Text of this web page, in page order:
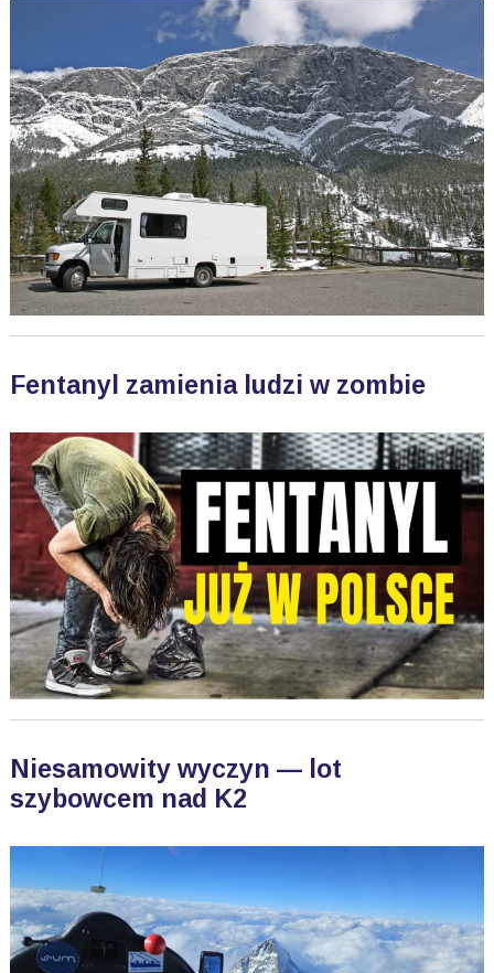
Fentanyl zamienia ludzi w zombie
Niesamowity wyczyn — lot
szybowcem nad K2